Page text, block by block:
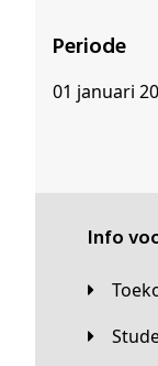
Periode
01 januari
Info